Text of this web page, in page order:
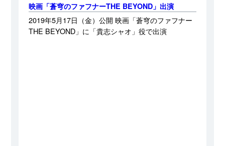
映画「蒼穹のファフナーTHE BEYOND」出演
2019年5月17日（金）公開 映画「蒼穹のファフナー
THE BEYOND」に「貴志シャオ」役で出演